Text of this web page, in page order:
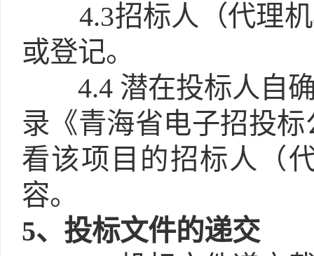
4.3招标人（代理
或登记。
4.4 潜在投标人自
录《青海省电子招投
看该项目的招标人（
容。
5、投标文件的递交